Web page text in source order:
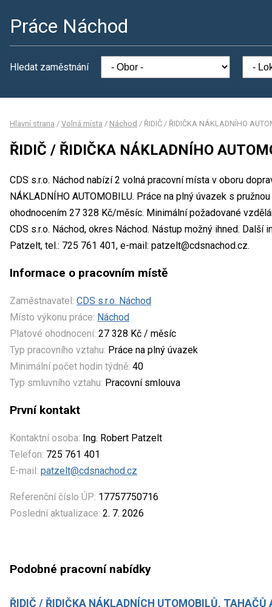
Práce Náchod
Hledat zaměstnání
Hlavní strana / Volná místa / Náchod / ŘIDIČ / ŘIDIČKA NÁKLADNÍHO
ŘIDIČ / ŘIDIČKA NÁKLADNÍHO
CDS s.r.o. Náchod nabízí 2 volná pracovní místa v oboru
NÁKLADNÍHO AUTOMOBILU. Práce na plný úvazek s
ohodnocením 27 328 Kč/měsíc. Minimální požadované
CDS s.r.o. Náchod, okres Náchod. Nástup možný ihned. Další
Patzelt, tel.: 725 761 401, e-mail: patzelt@cdsnachod.cz.
Informace o pracovním místě
Zaměstnavatel: CDS s.r.o. Náchod
Místo výkonu práce: Náchod
Platové ohodnocení: 27 328 Kč / měsíc
Typ pracovního vztahu: Práce na plný úvazek
Minimální počet hodin týdně: 40
Typ smluvního vztahu: Pracovní smlouva
První kontakt
Kontaktní osoba: Ing. Robert Patzelt
Telefon: 725 761 401
E-mail: patzelt@cdsnachod.cz
Referenční číslo ÚP: 17757750716
Poslední aktualizace: 2. 7. 2026
Podobné pracovní nabídky
ŘIDIČ / ŘIDIČKA NÁKLADNÍCH UTOMOBILŮ, TAHAČŮ